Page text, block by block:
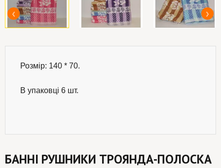
Розмір: 140 * 70.
В упаковці 6 шт.
БАННІ РУШНИКИ ТРОЯНДА-ПОЛОСКА